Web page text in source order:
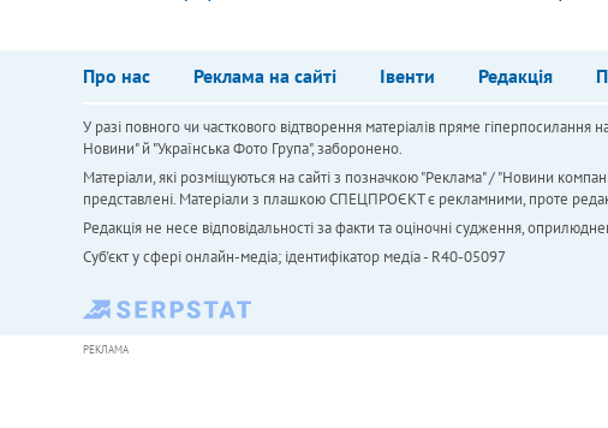
Про нас Реклама на сайті Івенти Редакція
У разі повного чи часткового відтворення матеріалів пряме
Новини" й "Українська Фото Група", заборонено.
Матеріали, які розміщуються на сайті з позначкою "Реклама" / "Новини
представлені. Матеріали з плашкою СПЕЦПРОЄКТ є рекламними, проте
Редакція не несе відповідальності за факти та оціночні судження,
Cуб'єкт у сфері онлайн-медіа; ідентифікатор медіа - R40-05097
РЕКЛАМА